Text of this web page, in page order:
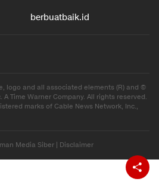
berbuatbaik.id
logo and all associated elements (R) and ©
Time Warner Company. All rights reserved.
marks of Cable News Network, Inc.,
Media Siber | Disclaimer